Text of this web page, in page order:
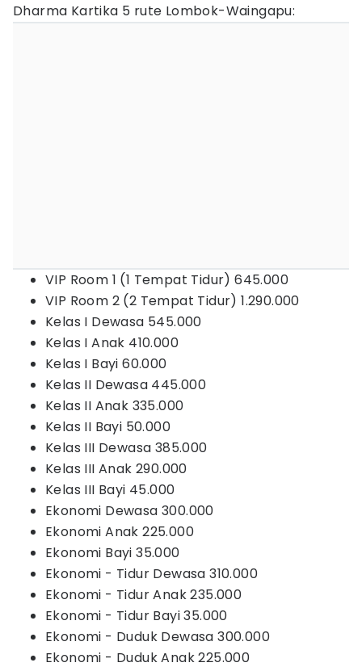
Dharma Kartika 5 rute Lombok-Waingapu:
VIP Room 1 (1 Tempat Tidur) 645.000
VIP Room 2 (2 Tempat Tidur) 1.290.000
Kelas I Dewasa 545.000
Kelas I Anak 410.000
Kelas I Bayi 60.000
Kelas II Dewasa 445.000
Kelas II Anak 335.000
Kelas II Bayi 50.000
Kelas III Dewasa 385.000
Kelas III Anak 290.000
Kelas III Bayi 45.000
Ekonomi Dewasa 300.000
Ekonomi Anak 225.000
Ekonomi Bayi 35.000
Ekonomi - Tidur Dewasa 310.000
Ekonomi - Tidur Anak 235.000
Ekonomi - Tidur Bayi 35.000
Ekonomi - Duduk Dewasa 300.000
Ekonomi - Duduk Anak 225.000